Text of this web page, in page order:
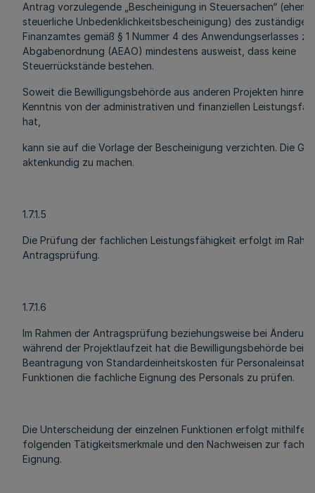
Antrag vorzulegende „Bescheinigung in Steuersachen“
steuerliche Unbedenklichkeitsbescheinigung) des zuständigen
Finanzamtes gemäß § 1 Nummer 4 des Anwendungserlasses
Abgabenordnung (AEAO) mindestens ausweist, dass keine
Steuerrückstände bestehen.
Soweit die Bewilligungsbehörde aus anderen Projekten
Kenntnis von der administrativen und finanziellen
hat,
kann sie auf die Vorlage der Bescheinigung verzichten. Die
aktenkundig zu machen.
1.7.1.5
Die Prüfung der fachlichen Leistungsfähigkeit erfolgt im
Antragsprüfung.
1.7.1.6
Im Rahmen der Antragsprüfung beziehungsweise bei
während der Projektlaufzeit hat die Bewilligungsbehörde bei
Beantragung von Standardeinheitskosten für Personaleinsatz
Funktionen die fachliche Eignung des Personals zu prüfen.
Die Unterscheidung der einzelnen Funktionen erfolgt mithilfe
folgenden Tätigkeitsmerkmale und den Nachweisen zur
Eignung.